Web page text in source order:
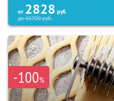
от 2828 руб.
до65700руб.
-100%